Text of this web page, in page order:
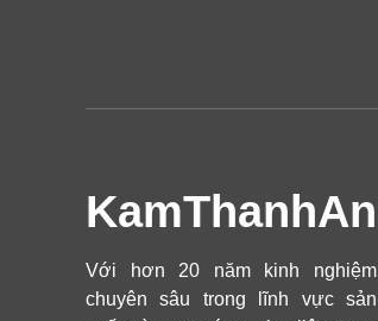
KamThanhAn
Với hơn 20 năm kinh nghiệm
chuyên sâu trong lĩnh vực sản